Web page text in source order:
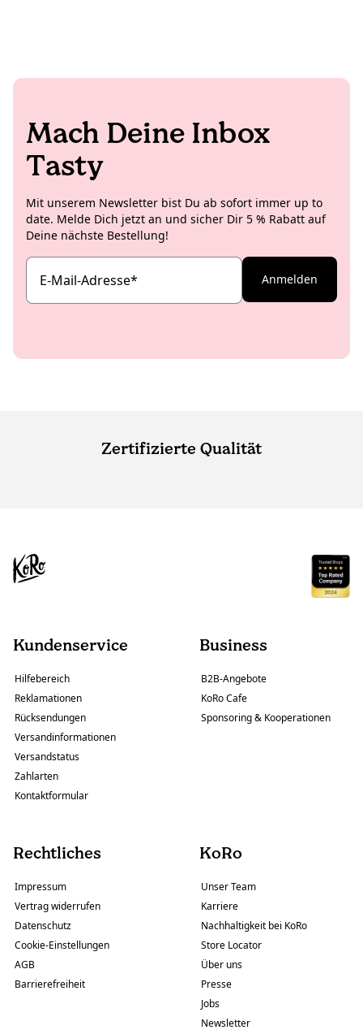
Mach Deine Inbox
Tasty
Mit unserem Newsletter bist Du ab sofort immer up to
date. Melde Dich jetzt an und sicher Dir 5 % Rabatt auf
Deine nächste Bestellung!
E-Mail-Adresse* Anmelden
Zertifizierte Qualität
Kundenservice
Hilfebereich
Reklamationen
Rücksendungen
Versandinformationen
Versandstatus
Zahlarten
Kontaktformular
Business
B2B-Angebote
KoRo Cafe
Sponsoring & Kooperationen
Rechtliches
Impressum
Vertrag widerrufen
Datenschutz
Cookie-Einstellungen
AGB
Barrierefreiheit
KoRo
Unser Team
Karriere
Nachhaltigkeit bei KoRo
Store Locator
Über uns
Presse
Jobs
Newsletter